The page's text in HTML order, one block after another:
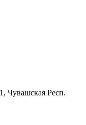
Чувашская Респ.